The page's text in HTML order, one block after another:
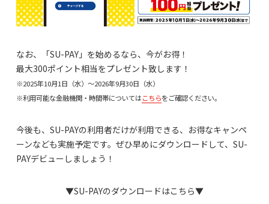
なお、「SU-PAY」を始めるなら、今がお得！
最大300ポイント相当をプレゼント致します！
※2025年10月1日（水）～2026年9月30日（水）
※利用可能な金融機関・時間帯についてはこちらをご確認ください。
今後も、SU-PAYの利用者だけが利用できる、お得なキャンペ
ーンなども実施予定です。ぜひ早めにダウンロードして、SU-
PAYデビューしましょう！
▼SU-PAYのダウンロードはこちら▼